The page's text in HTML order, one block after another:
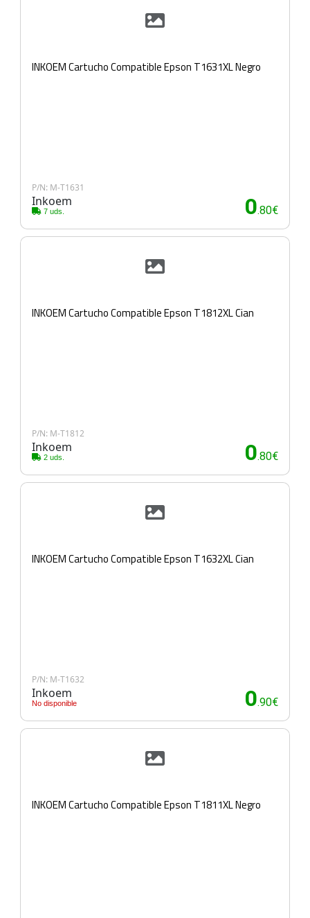
INKOEM Cartucho Compatible Epson T1631XL Negro
P/N: M-T1631
Inkoem
7 uds. 0.80€
INKOEM Cartucho Compatible Epson T1812XL Cian
P/N: M-T1812
Inkoem
2 uds. 0.80€
INKOEM Cartucho Compatible Epson T1632XL Cian
P/N: M-T1632
Inkoem
No disponible 0.90€
INKOEM Cartucho Compatible Epson T1811XL Negro